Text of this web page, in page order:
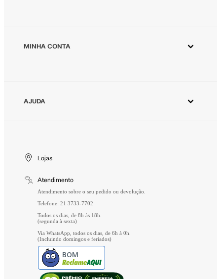
Animale ESG
Trabalhe Conosco
MINHA CONTA
Meus Pedidos
AJUDA
Cuidados Especiais
Perguntas Frequentes
Lojas
Atendimento
Atendimento sobre o seu pedido ou devolução.
Telefone: 21 3733-7702
Todos os dias, de 8h às 18h.
(segunda à sexta)
Via WhatsApp, todos os dias, de 6h à 0h.
(Incluindo domingos e feriados)
BOM